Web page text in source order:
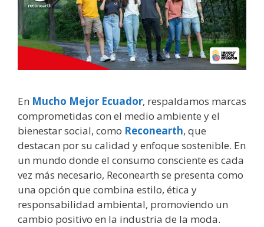
En Mucho Mejor Ecuador, respaldamos marcas
comprometidas con el medio ambiente y el
bienestar social, como Reconearth, que
destacan por su calidad y enfoque sostenible. En
un mundo donde el consumo consciente es cada
vez más necesario, Reconearth se presenta como
una opción que combina estilo, ética y
responsabilidad ambiental, promoviendo un
cambio positivo en la industria de la moda.